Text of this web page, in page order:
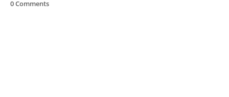
0 Comments